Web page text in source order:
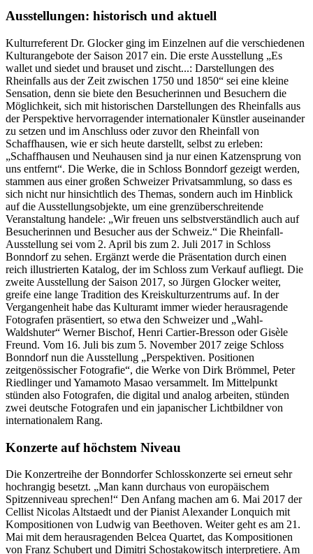
Ausstellungen: historisch und aktuell
Kulturreferent Dr. Glocker ging im Einzelnen auf die verschiedenen
Kulturangebote der Saison 2017 ein. Die erste Ausstellung „Es
wallet und siedet und brauset und zischt...: Darstellungen des
Rheinfalls aus der Zeit zwischen 1750 und 1850“ sei eine kleine
Sensation, denn sie biete den Besucherinnen und Besuchern die
Möglichkeit, sich mit historischen Darstellungen des Rheinfalls aus
der Perspektive hervorragender internationaler Künstler auseinander
zu setzen und im Anschluss oder zuvor den Rheinfall von
Schaffhausen, wie er sich heute darstellt, selbst zu erleben:
„Schaffhausen und Neuhausen sind ja nur einen Katzensprung von
uns entfernt“. Die Werke, die in Schloss Bonndorf gezeigt werden,
stammen aus einer großen Schweizer Privatsammlung, so dass es
sich nicht nur hinsichtlich des Themas, sondern auch im Hinblick
auf die Ausstellungsobjekte, um eine grenzüberschreitende
Veranstaltung handele: „Wir freuen uns selbstverständlich auch auf
Besucherinnen und Besucher aus der Schweiz.“ Die Rheinfall-
Ausstellung sei vom 2. April bis zum 2. Juli 2017 in Schloss
Bonndorf zu sehen. Ergänzt werde die Präsentation durch einen
reich illustrierten Katalog, der im Schloss zum Verkauf aufliegt. Die
zweite Ausstellung der Saison 2017, so Jürgen Glocker weiter,
greife eine lange Tradition des Kreiskulturzentrums auf. In der
Vergangenheit habe das Kulturamt immer wieder herausragende
Fotografen präsentiert, so etwa den Schweizer und „Wahl-
Waldshuter“ Werner Bischof, Henri Cartier-Bresson oder Gisèle
Freund. Vom 16. Juli bis zum 5. November 2017 zeige Schloss
Bonndorf nun die Ausstellung „Perspektiven. Positionen
zeitgenössischer Fotografie“, die Werke von Dirk Brömmel, Peter
Riedlinger und Yamamoto Masao versammelt. Im Mittelpunkt
stünden also Fotografen, die digital und analog arbeiten, stünden
zwei deutsche Fotografen und ein japanischer Lichtbildner von
internationalem Rang.
Konzerte auf höchstem Niveau
Die Konzertreihe der Bonndorfer Schlosskonzerte sei erneut sehr
hochrangig besetzt. „Man kann durchaus von europäischem
Spitzenniveau sprechen!“ Den Anfang machen am 6. Mai 2017 der
Cellist Nicolas Altstaedt und der Pianist Alexander Lonquich mit
Kompositionen von Ludwig van Beethoven. Weiter geht es am 21.
Mai mit dem herausragenden Belcea Quartet, das Kompositionen
von Franz Schubert und Dimitri Schostakowitsch interpretiere. Am